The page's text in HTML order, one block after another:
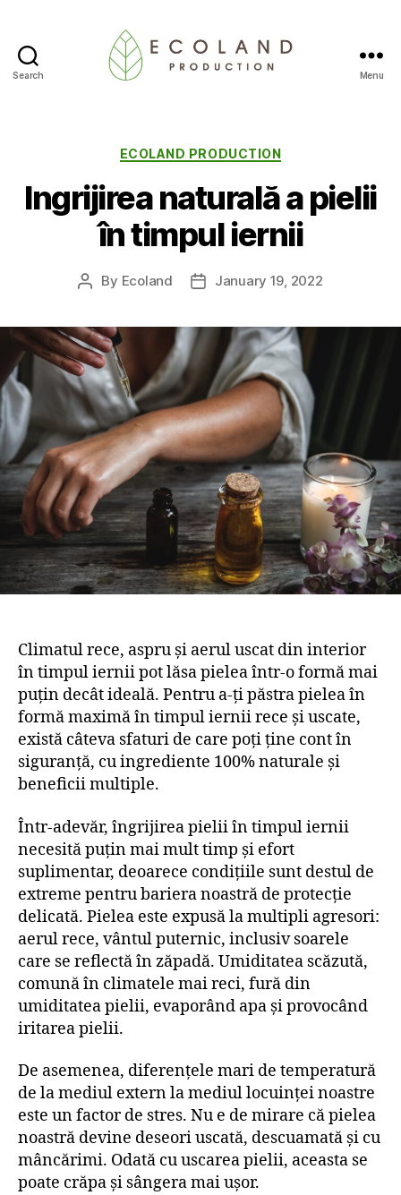
Search
Blog
Menu
Categories
ECOLAND PRODUCTION
Ingrijirea naturală a pielii
în timpul iernii
Post
By Ecoland
PostJanuary 19, 2022
Climatul rece, aspru și aerul uscat din interior
în timpul iernii pot lăsa pielea într-o formă mai
puțin decât ideală. Pentru a-ți păstra pielea în
formă maximă în timpul iernii rece și uscate,
există câteva sfaturi de care poți ține cont în
siguranță, cu ingrediente 100% naturale și
beneficii multiple.
Într-adevăr, îngrijirea pielii în timpul iernii
necesită puțin mai mult timp și efort
suplimentar, deoarece condițiile sunt destul de
extreme pentru bariera noastră de protecție
delicată. Pielea este expusă la multipli agresori:
aerul rece, vântul puternic, inclusiv soarele
care se reflectă în zăpadă. Umiditatea scăzută,
comună în climatele mai reci, fură din
umiditatea pielii, evaporând apa și provocând
iritarea pielii.
De asemenea, diferențele mari de temperatură
de la mediul extern la mediul locuinței noastre
este un factor de stres. Nu e de mirare că pielea
noastră devine deseori uscată, descuamată și cu
mâncărimi. Odată cu uscarea pielii, aceasta se
poate crăpa și sângera mai ușor.